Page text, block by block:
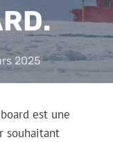
2025
est une
souhaitant